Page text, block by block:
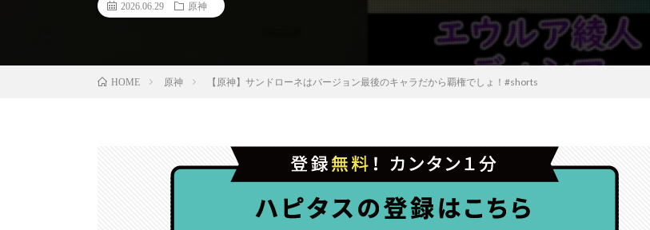
2026.06.29 原神
HOME 原神 【原神】サンドローネはバージョン最後のキャラだから覇権でしょ！#shorts